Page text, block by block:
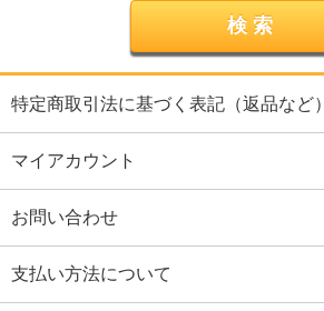
特定商取引法に基づく表記（返品など）
マイアカウント
お問い合わせ
支払い方法について